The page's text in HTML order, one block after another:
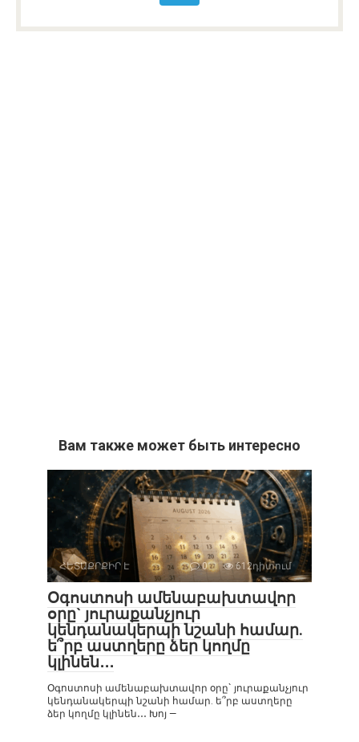
Вам также может быть интересно
ՀԵՏԱՔՐՔԻՐ Է 0 612դիտում
Օգոստոսի ամենաբախտավոր
օրը` յուրաքանչյուր
կենդանակերպի նշանի համար.
ե՞րբ աստղերը ձեր կողմը
կլինեն․․․
Օգոստոսի ամենաբախտավոր օրը` յուրաքանչյուր
կենդանակերպի նշանի համար. ե՞րբ աստղերը
ձեր կողմը կլինեն․․․ Խոյ —